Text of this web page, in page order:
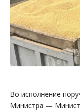
Во исполнение
Министра —